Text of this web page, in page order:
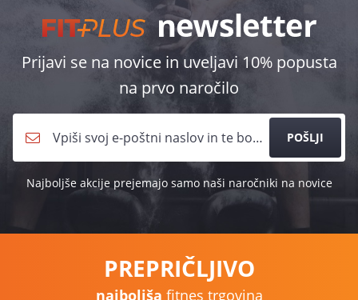
Prijavi se na novice in uveljavi 10% popusta
na prvo naročilo
POŠLJI
Najboljše akcije prejemajo samo naši naročniki na novice
PREPRIČLJIVO
najboljša fitnes trgovina